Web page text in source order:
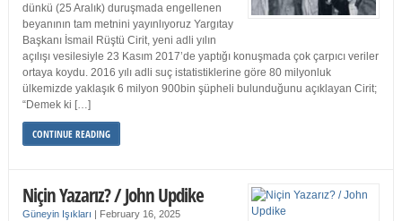
dünkü (25 Aralık) duruşmada engellenen
beyanının tam metnini yayınlıyoruz Yargıtay
Başkanı İsmail Rüştü Cirit, yeni adli yılın
açılışı vesilesiyle 23 Kasım 2017’de yaptığı konuşmada çok çarpıcı veriler
ortaya koydu. 2016 yılı adli suç istatistiklerine göre 80 milyonluk
ülkemizde yaklaşık 6 milyon 900bin şüpheli bulunduğunu açıklayan Cirit;
“Demek ki […]
CONTINUE READING
Niçin Yazarız? / John Updike
Güneyin Işıkları | February 16, 2025